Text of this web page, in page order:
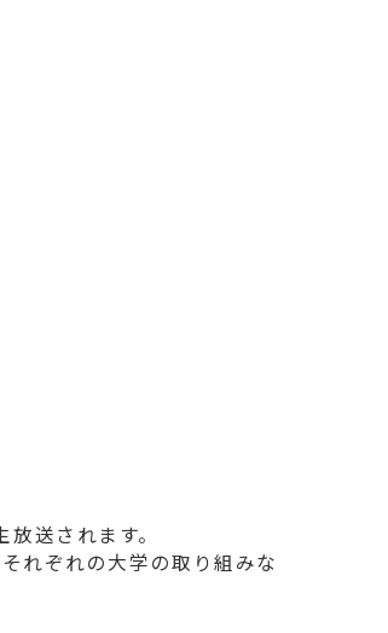
送されます。
れぞれの大学の取り組みな